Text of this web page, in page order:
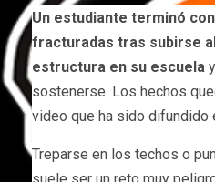
Un estudiante terminó
fracturadas tras subirse
estructura en su escuela
sostenerse. Los hechos
video que ha sido difundido
Treparse en los techos o
suele ser un reto muy